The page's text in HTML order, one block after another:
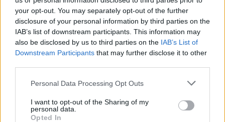
your opt-out. You may separately opt-out of the further
disclosure of your personal information by third parties on the
IAB’s list of downstream participants. This information may
also be disclosed by us to third parties on the IAB’s List of
Downstream Participants that may further disclose it to other
Personal Data Processing Opt Outs
I want to opt-out of the Sharing of my
personal data.
Opted In